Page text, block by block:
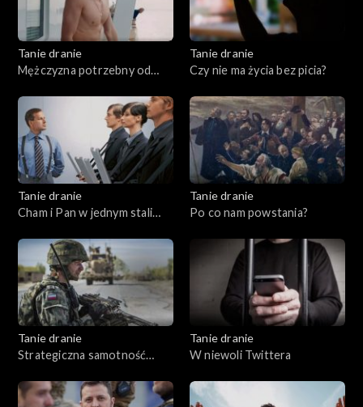
Tanie dranie
Mężczyzna potrzebny od
Tanie dranie
Czy nie ma życia bez picia?
Tanie dranie
Cham i Pan w jednym stali
Tanie dranie
Po co nam powstania?
Tanie dranie
Strategiczna samotność
Tanie dranie
W niewoli Twittera